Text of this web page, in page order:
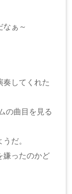
なぁ～
してくれた
の曲目を見る
だ。
嫌ったのかど